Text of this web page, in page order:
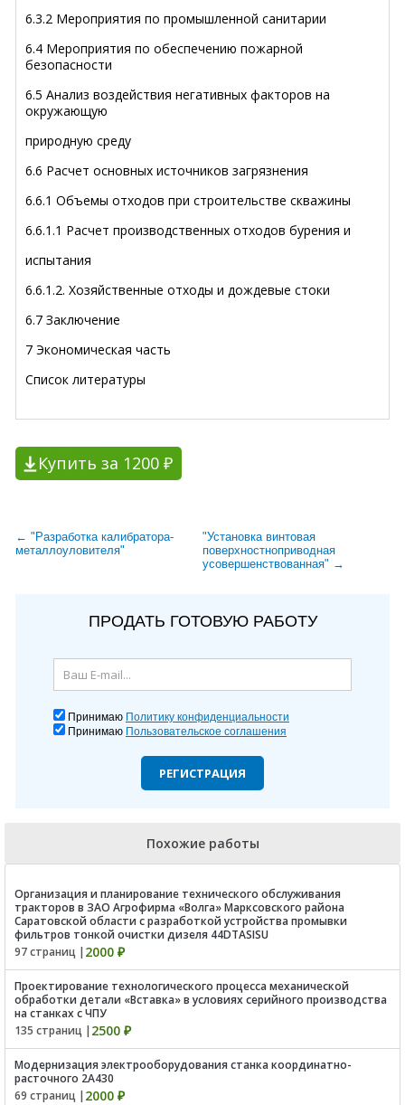
6.3.2 Мероприятия по промышленной санитарии
6.4 Мероприятия по обеспечению пожарной
безопасности
6.5 Анализ воздействия негативных факторов на
окружающую
природную среду
6.6 Расчет основных источников загрязнения
6.6.1 Объемы отходов при строительстве скважины
6.6.1.1 Расчет производственных отходов бурения и
испытания
6.6.1.2. Хозяйственные отходы и дождевые стоки
6.7 Заключение
7 Экономическая часть
Список литературы
Купить за 1200 ₽
← "Разработка калибратора-
металлоуловителя"
"Установка винтовая
поверхностноприводная
усовершенствованная" →
ПРОДАТЬ ГОТОВУЮ РАБОТУ
Принимаю Политику конфиденциальности
Принимаю Пользовательское соглашения
РЕГИСТРАЦИЯ
Похожие работы
Организация и планирование технического обслуживания
тракторов в ЗАО Агрофирма «Волга» Марксовского района
Саратовской области с разработкой устройства промывки
фильтров тонкой очистки дизеля 44DTASISU
97 страниц | 2000 ₽
Проектирование технологического процесса механической
обработки детали «Вставка» в условиях серийного производства
на станках с ЧПУ
135 страниц | 2500 ₽
Модернизация электрооборудования станка координатно-
расточного 2А430
69 страниц | 2000 ₽